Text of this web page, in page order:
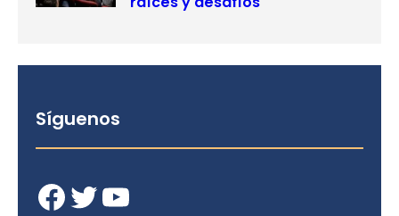
Síguenos
Facebook Twitter YouTube